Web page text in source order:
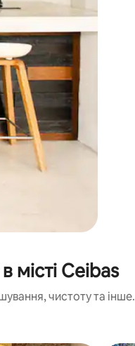
місті Ceibas
чистоту та інше.